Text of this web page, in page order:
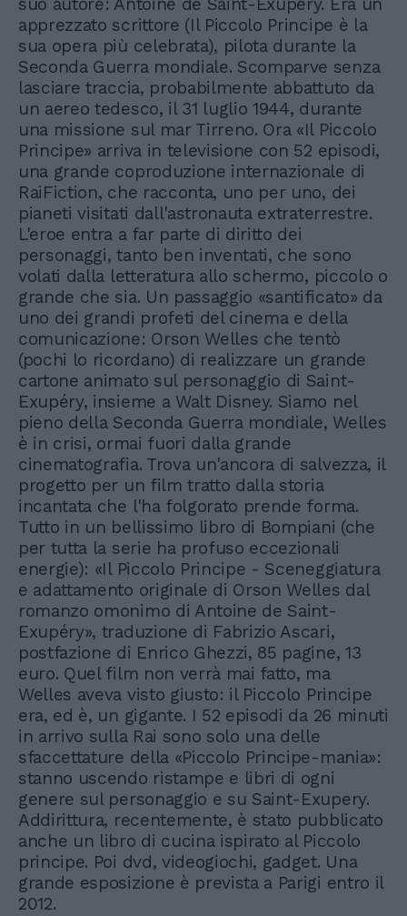
suo autore: Antoine de Saint-Exupéry. Era un
apprezzato scrittore (Il Piccolo Principe è la
sua opera più celebrata), pilota durante la
Seconda Guerra mondiale. Scomparve senza
lasciare traccia, probabilmente abbattuto da
un aereo tedesco, il 31 luglio 1944, durante
una missione sul mar Tirreno. Ora «Il Piccolo
Principe» arriva in televisione con 52 episodi,
una grande coproduzione internazionale di
RaiFiction, che racconta, uno per uno, dei
pianeti visitati dall'astronauta extraterrestre.
L'eroe entra a far parte di diritto dei
personaggi, tanto ben inventati, che sono
volati dalla letteratura allo schermo, piccolo o
grande che sia. Un passaggio «santificato» da
uno dei grandi profeti del cinema e della
comunicazione: Orson Welles che tentò
(pochi lo ricordano) di realizzare un grande
cartone animato sul personaggio di Saint-
Exupéry, insieme a Walt Disney. Siamo nel
pieno della Seconda Guerra mondiale, Welles
è in crisi, ormai fuori dalla grande
cinematografia. Trova un'ancora di salvezza, il
progetto per un film tratto dalla storia
incantata che l'ha folgorato prende forma.
Tutto in un bellissimo libro di Bompiani (che
per tutta la serie ha profuso eccezionali
energie): «Il Piccolo Principe - Sceneggiatura
e adattamento originale di Orson Welles dal
romanzo omonimo di Antoine de Saint-
Exupéry», traduzione di Fabrizio Ascari,
postfazione di Enrico Ghezzi, 85 pagine, 13
euro. Quel film non verrà mai fatto, ma
Welles aveva visto giusto: il Piccolo Principe
era, ed è, un gigante. I 52 episodi da 26 minuti
in arrivo sulla Rai sono solo una delle
sfaccettature della «Piccolo Principe-mania»:
stanno uscendo ristampe e libri di ogni
genere sul personaggio e su Saint-Exupery.
Addirittura, recentemente, è stato pubblicato
anche un libro di cucina ispirato al Piccolo
principe. Poi dvd, videogiochi, gadget. Una
grande esposizione è prevista a Parigi entro il
2012.